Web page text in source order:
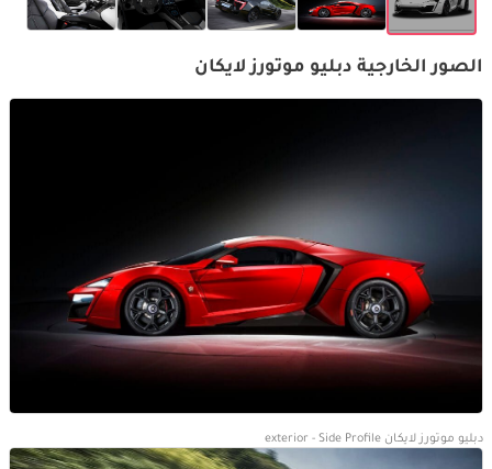
الصور الخارجية دبليو موتورز لايكان
دبليو موتورز لايكان exterior - Side Profile